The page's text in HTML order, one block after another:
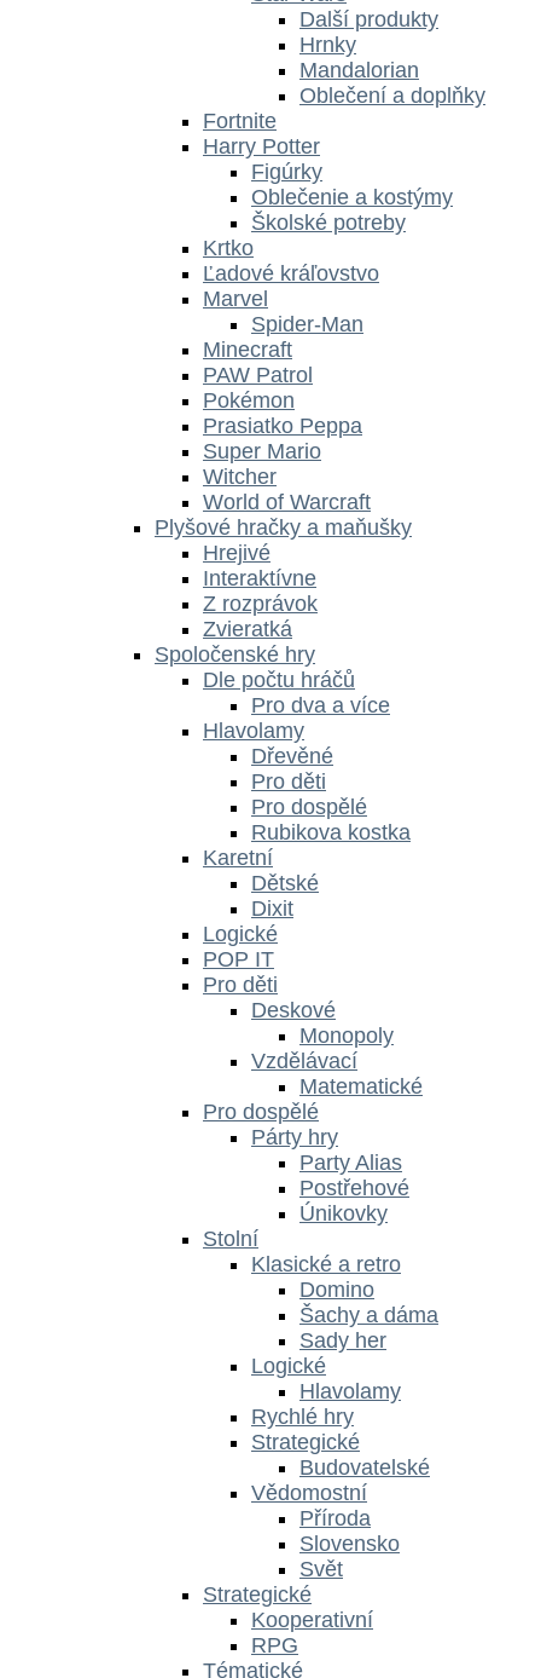
Další produkty
Hrnky
Mandalorian
Oblečení a doplňky
Fortnite
Harry Potter
Figúrky
Oblečenie a kostýmy
Školské potreby
Krtko
Ľadové kráľovstvo
Marvel
Spider-Man
Minecraft
PAW Patrol
Pokémon
Prasiatko Peppa
Super Mario
Witcher
World of Warcraft
Plyšové hračky a maňušky
Hrejivé
Interaktívne
Z rozprávok
Zvieratká
Spoločenské hry
Dle počtu hráčů
Pro dva a více
Hlavolamy
Dřevěné
Pro děti
Pro dospělé
Rubikova kostka
Karetní
Dětské
Dixit
Logické
POP IT
Pro děti
Deskové
Monopoly
Vzdělávací
Matematické
Pro dospělé
Párty hry
Party Alias
Postřehové
Únikovky
Stolní
Klasické a retro
Domino
Šachy a dáma
Sady her
Logické
Hlavolamy
Rychlé hry
Strategické
Budovatelské
Vědomostní
Příroda
Slovensko
Svět
Strategické
Kooperativní
RPG
Tématické